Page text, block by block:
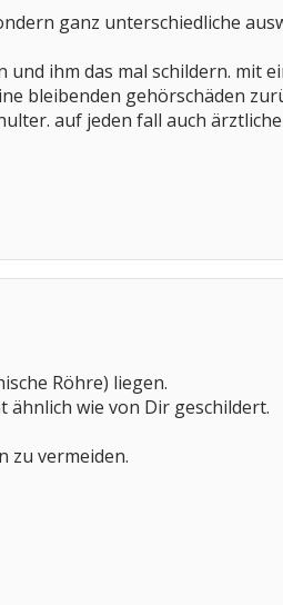
ganz unterschiedliche
ihm das mal schildern. mit
bleibenden gehörschäden
auf jeden fall auch
Röhre) liegen.
ähnlich wie von Dir geschildert.
zu vermeiden.